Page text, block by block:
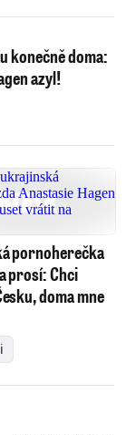
konečně doma:
azyl!
pornoherečka
prosí: Chci
doma mne